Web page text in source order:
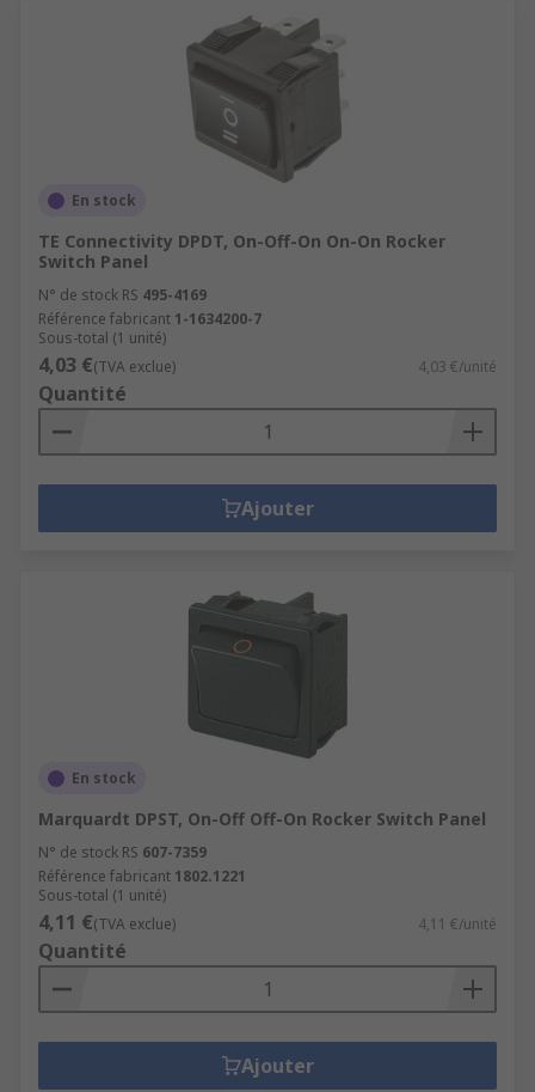
En stock
TE Connectivity DPDT, On-Off-On On-On Rocker
Switch Panel
N° de stock RS 495-4169
Référence fabricant 1-1634200-7
Sous-total (1 unité)
4,03 €(TVA exclue) 4,03 €/unité
Quantité
Ajouter
En stock
Marquardt DPST, On-Off Off-On Rocker Switch Panel
N° de stock RS 607-7359
Référence fabricant 1802.1221
Sous-total (1 unité)
4,11 €(TVA exclue) 4,11 €/unité
Quantité
Ajouter